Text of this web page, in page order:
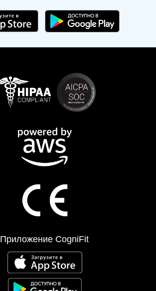
Приложение CogniFit